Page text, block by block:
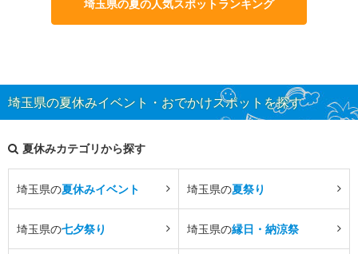
埼玉県の夏の人気スポットランキング
埼玉県の夏休みイベント・おでかけスポットを探す
夏休みカテゴリから探す
埼玉県の夏休みイベント 埼玉県の夏祭り
埼玉県の七夕祭り 埼玉県の縁日・納涼祭